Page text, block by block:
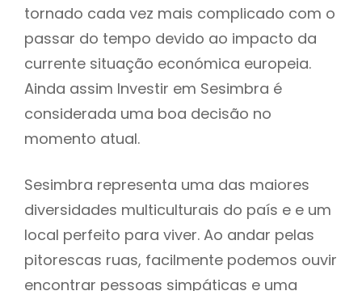
tornado cada vez mais complicado com o
passar do tempo devido ao impacto da
currente situação económica europeia.
Ainda assim Investir em Sesimbra é
considerada uma boa decisão no
momento atual.
Sesimbra representa uma das maiores
diversidades multiculturais do país e e um
local perfeito para viver. Ao andar pelas
pitorescas ruas, facilmente podemos ouvir
encontrar pessoas simpáticas e uma